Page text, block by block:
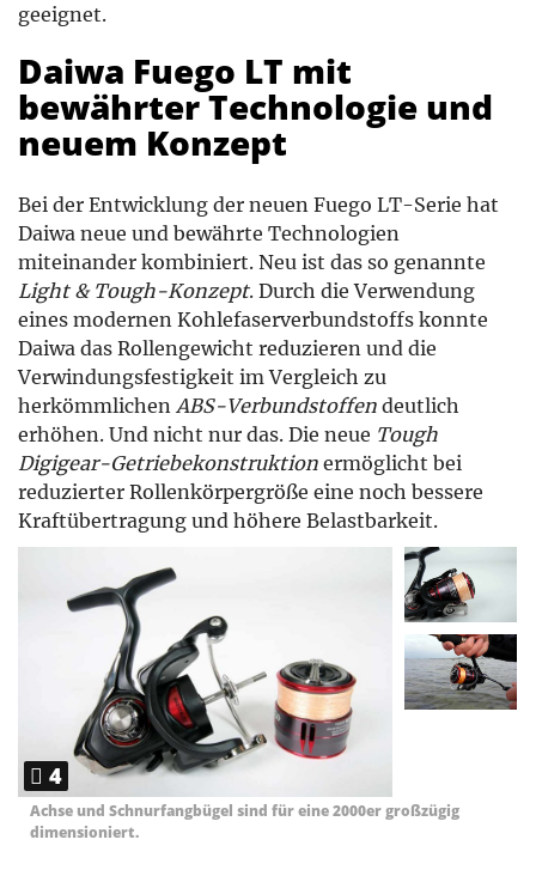
geeignet.
Daiwa Fuego LT mit
bewährter Technologie und
neuem Konzept
Bei der Entwicklung der neuen Fuego LT-Serie hat
Daiwa neue und bewährte Technologien
miteinander kombiniert. Neu ist das so genannte
Light & Tough-Konzept. Durch die Verwendung
eines modernen Kohlefaserverbundstoffs konnte
Daiwa das Rollengewicht reduzieren und die
Verwindungsfestigkeit im Vergleich zu
herkömmlichen ABS-Verbundstoffen deutlich
erhöhen. Und nicht nur das. Die neue Tough
Digigear-Getriebekonstruktion ermöglicht bei
reduzierter Rollenkörpergröße eine noch bessere
Kraftübertragung und höhere Belastbarkeit.
4
Achse und Schnurfangbügel sind für eine 2000er großzügig
dimensioniert.